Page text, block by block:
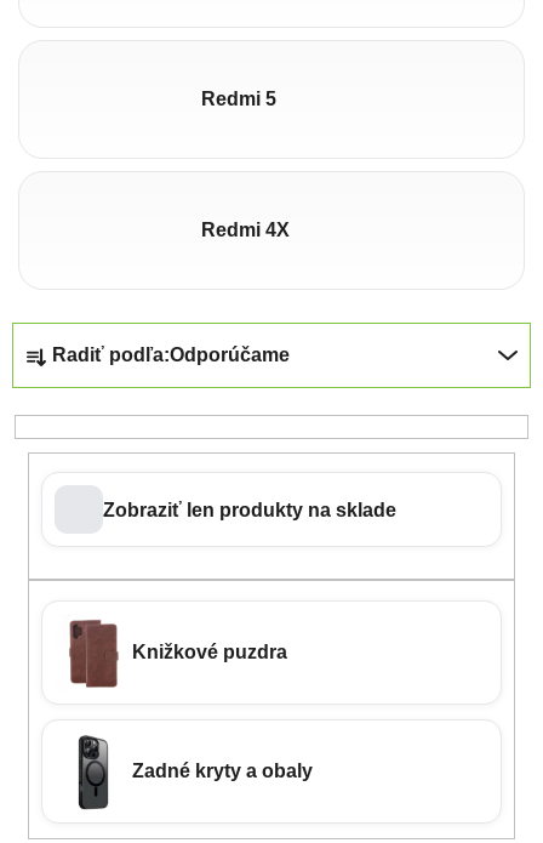
Redmi 5
Redmi 4X
Radiť podľa:Odporúčame
Zobraziť len produkty na sklade
Knižkové puzdra
Zadné kryty a obaly